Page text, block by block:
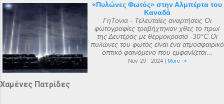
«Πυλώνες Φωτός» στην Αλμπέρτα του
Καναδά
ΓηΤονια - Τελευταίες αναρτήσεις Οι
φωτογραφίες τραβήχτηκαν χθες το πρωί
της Δευτέρας με θερμοκρασία -30°C.Οι
πυλώνες του φωτός είναι ένα ατμοσφαιρικό
οπτικό φαινόμενο που εμφανίζεται...
Nov-29 - 2024 | More ->
Χαμένες Πατρίδες